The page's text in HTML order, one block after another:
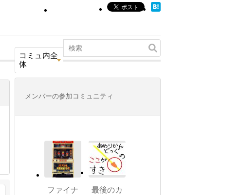
コミュ内全
体
メンバーの参加コミュニティ
ファイナ
最後のカ